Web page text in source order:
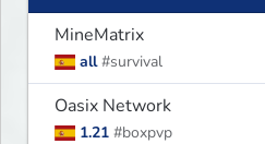
MineMatrix
all #survival
Oasix Network
1.21 #boxpvp